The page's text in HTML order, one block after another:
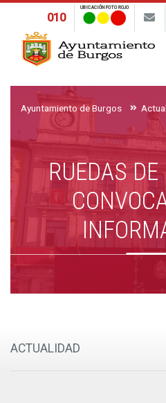
010
UBICACIÓN FOTO ROJO
Ayuntamiento de Burgos
RUEDAS
ACTUALIDAD